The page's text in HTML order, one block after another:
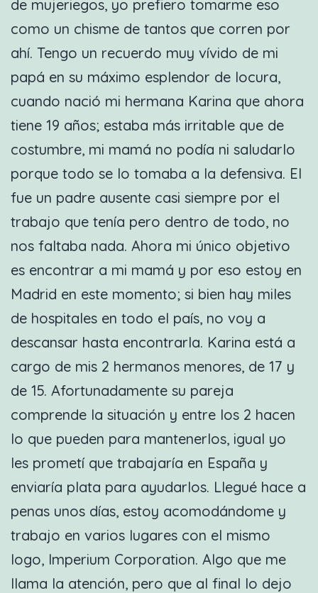
de mujeriegos, yo prefiero tomarme eso
como un chisme de tantos que corren por
ahí. Tengo un recuerdo muy vívido de mi
papá en su máximo esplendor de locura,
cuando nació mi hermana Karina que ahora
tiene 19 años; estaba más irritable que de
costumbre, mi mamá no podía ni saludarlo
porque todo se lo tomaba a la defensiva. El
fue un padre ausente casi siempre por el
trabajo que tenía pero dentro de todo, no
nos faltaba nada. Ahora mi único objetivo
es encontrar a mi mamá y por eso estoy en
Madrid en este momento; si bien hay miles
de hospitales en todo el país, no voy a
descansar hasta encontrarla. Karina está a
cargo de mis 2 hermanos menores, de 17 y
de 15. Afortunadamente su pareja
comprende la situación y entre los 2 hacen
lo que pueden para mantenerlos, igual yo
les prometí que trabajaría en España y
enviaría plata para ayudarlos. Llegué hace a
penas unos días, estoy acomodándome y
trabajo en varios lugares con el mismo
logo, Imperium Corporation. Algo que me
llama la atención, pero que al final lo dejo